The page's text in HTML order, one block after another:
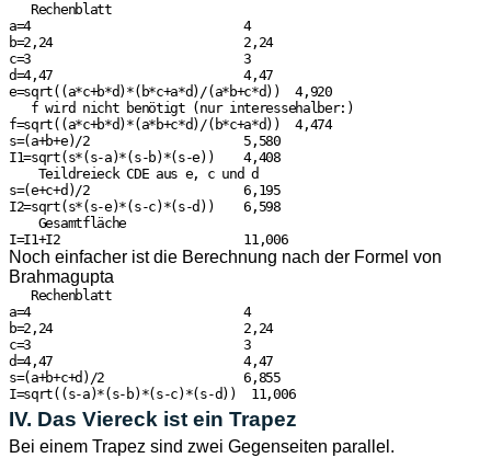
   Rechenblatt
a=4                             4
b=2,24                          2,24
c=3                             3
d=4,47                          4,47
e=sqrt((a*c+b*d)*(b*c+a*d)/(a*b+c*d))  4,920
   f wird nicht benötigt (nur interessehalber:)
f=sqrt((a*c+b*d)*(a*b+c*d)/(b*c+a*d))  4,474
s=(a+b+e)/2                     5,580
I1=sqrt(s*(s-a)*(s-b)*(s-e))    4,408
    Teildreieck CDE aus e, c und d
s=(e+c+d)/2                     6,195
I2=sqrt(s*(s-e)*(s-c)*(s-d))    6,598
    Gesamtfläche
I=I1+I2                         11,006
Noch einfacher ist die Berechnung nach der Formel von
Brahmagupta
   Rechenblatt
a=4                             4
b=2,24                          2,24
c=3                             3
d=4,47                          4,47
s=(a+b+c+d)/2                   6,855
I=sqrt((s-a)*(s-b)*(s-c)*(s-d))  11,006
IV. Das Viereck ist ein Trapez
Bei einem Trapez sind zwei Gegenseiten parallel.